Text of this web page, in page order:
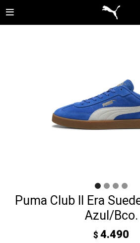

Puma Club II Era
Azul/Bco.
$ 4.490